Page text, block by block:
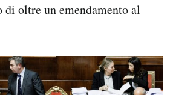
oltre un emendamento al